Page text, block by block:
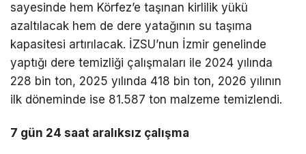
sayesinde hem Körfez’e taşınan kirlilik yükü
azaltılacak hem de dere yatağının su taşıma
kapasitesi artırılacak. İZSU’nun İzmir genelinde
yaptığı dere temizliği çalışmaları ile 2024 yılında
228 bin ton, 2025 yılında 418 bin ton, 2026 yılının
ilk döneminde ise 81.587 ton malzeme temizlendi.
7 gün 24 saat aralıksız çalışma